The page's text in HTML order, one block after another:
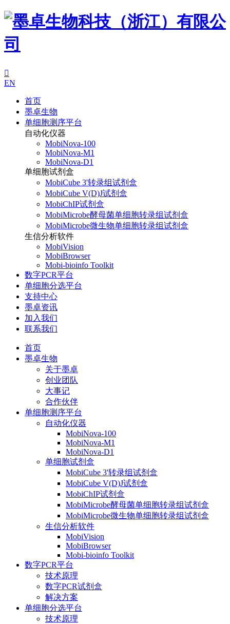

EN
首页
墨卓生物
单细胞测序平台
自动化仪器
MobiNova-100
MobiNova-M1
MobiNova-D1
单细胞试剂盒
MobiCube 3'转录组试剂盒
MobiCube V(D)J试剂盒
MobiChIP试剂盒
MobiMicrobe酵母菌单细胞转录组试剂盒
MobiMicrobe微生物单细胞转录组试剂盒
生信分析软件
MobiVision
MobiBrowser
Mobi-bioinfo Toolkit
数字PCR平台
单细胞分选平台
支持中心
墨卓资讯
加入我们
联系我们
首页
墨卓生物
关于墨卓
创业团队
大事记
合作伙伴
单细胞测序平台
自动化仪器
MobiNova-100
MobiNova-M1
MobiNova-D1
单细胞试剂盒
MobiCube 3'转录组试剂盒
MobiCube V(D)J试剂盒
MobiChIP试剂盒
MobiMicrobe酵母菌单细胞转录组试剂盒
MobiMicrobe微生物单细胞转录组试剂盒
生信分析软件
MobiVision
MobiBrowser
Mobi-bioinfo Toolkit
数字PCR平台
技术原理
数字PCR试剂盒
解决方案
单细胞分选平台
技术原理